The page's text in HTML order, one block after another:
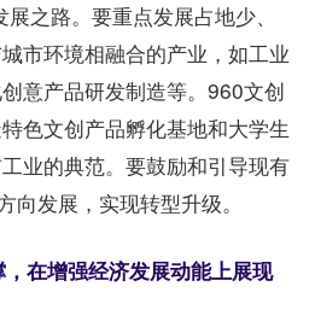
之路。要重点发展占地少、
市环境相融合的产业，如工业
意产品研发制造等。960文创
色文创产品孵化基地和大学生
业的典范。要鼓励和引导现有
向发展，实现转型升级。
在增强经济发展动能上展现